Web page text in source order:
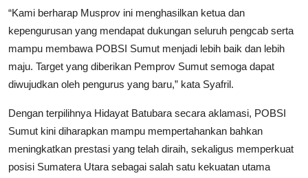
“Kami berharap Musprov ini menghasilkan ketua dan
kepengurusan yang mendapat dukungan seluruh pengcab serta
mampu membawa POBSI Sumut menjadi lebih baik dan lebih
maju. Target yang diberikan Pemprov Sumut semoga dapat
diwujudkan oleh pengurus yang baru,” kata Syafril.
Dengan terpilihnya Hidayat Batubara secara aklamasi, POBSI
Sumut kini diharapkan mampu mempertahankan bahkan
meningkatkan prestasi yang telah diraih, sekaligus memperkuat
posisi Sumatera Utara sebagai salah satu kekuatan utama